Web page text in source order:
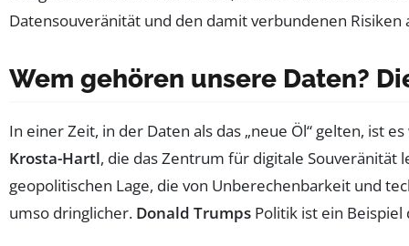
Datensouveränität und den damit verbundenen Risiken
Wem gehören unsere Daten?
In einer Zeit, in der Daten als das „neue Öl“ gelten, ist
Krosta-Hartl, die das Zentrum für digitale Souveränität
geopolitischen Lage, die von Unberechenbarkeit und
umso dringlicher. Donald Trumps Politik ist ein